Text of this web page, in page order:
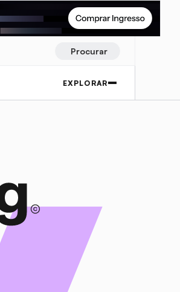
Procurar
EXPLORAR